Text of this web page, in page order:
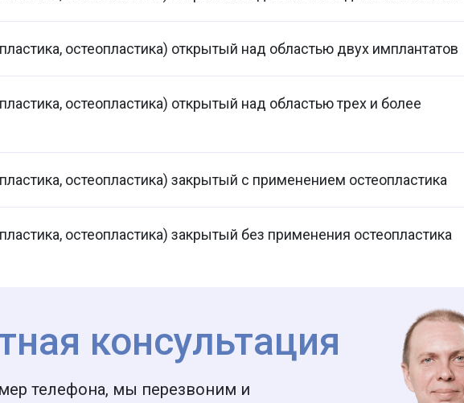
остеопластика) открытый над областью двух имплантатов
остеопластика) открытый над областью трех и более
остеопластика) закрытый с применением остеопластика
остеопластика) закрытый без применения остеопластика
консультация
телефона, мы перезвоним и